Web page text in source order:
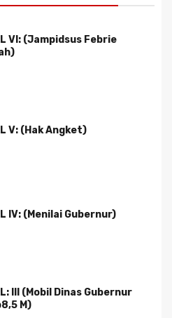
VI: (Jampidsus Febrie
V: (Hak Angket)
IV: (Menilai Gubernur)
III (Mobil Dinas Gubernur
M)